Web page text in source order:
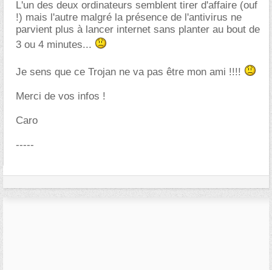
L'un des deux ordinateurs semblent tirer d'affaire (ouf
!) mais l'autre malgré la présence de l'antivirus ne
parvient plus à lancer internet sans planter au bout de
3 ou 4 minutes...
Je sens que ce Trojan ne va pas être mon ami !!!!
Merci de vos infos !
Caro
-----